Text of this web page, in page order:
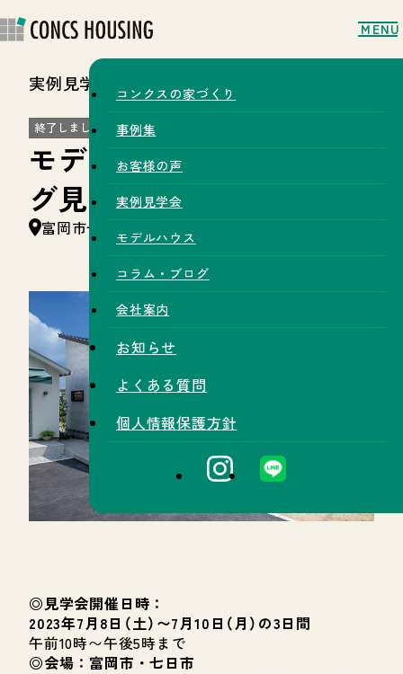
MENU
コンクスの家づくり
事例集
お客様の声
実例見学会
モデルハウス
コラム・ブログ
会社案内
お知らせ
よくある質問
個人情報保護方針
実例見学会
終了しました
モデルハウスオープニン
グ見学会開催
富岡市七日市
◎見学会開催日時：
2023年7月8日（土）〜7月10日（月）の3日間
午前10時〜午後5時まで
◎会場：富岡市・七日市